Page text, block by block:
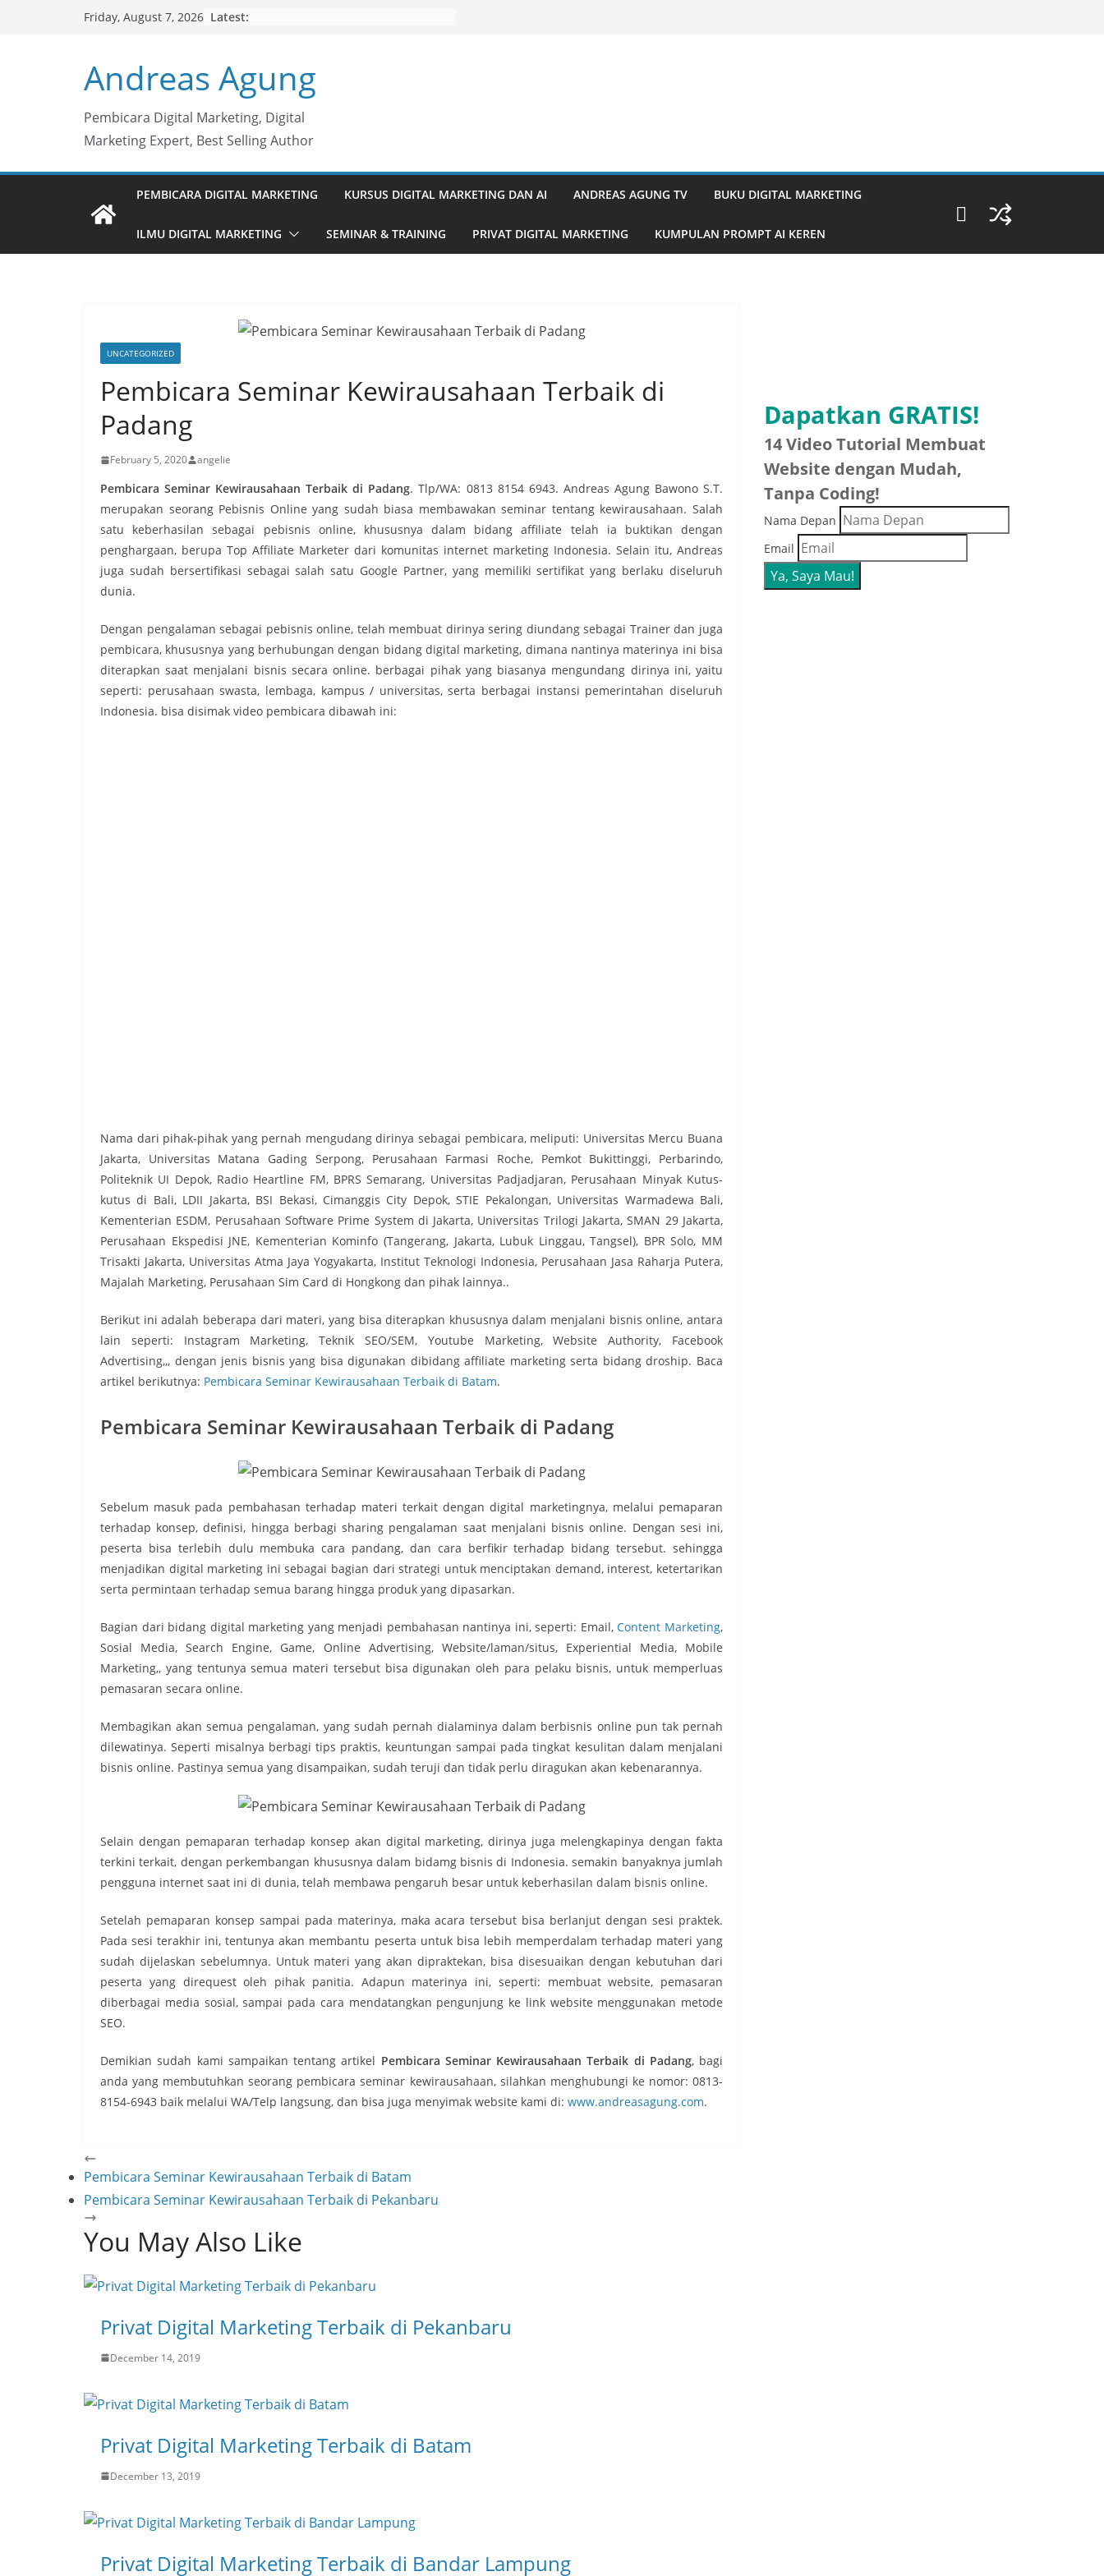
Friday, August 7, 2026 Latest:
Andreas Agung
Pembicara Digital Marketing, Digital
Marketing Expert, Best Selling Author
PEMBICARA DIGITAL MARKETING KURSUS DIGITAL MARKETING DAN AI ANDREAS AGUNG TV BUKU DIGITAL MARKETING
ILMU DIGITAL MARKETING SEMINAR & TRAINING PRIVAT DIGITAL MARKETING KUMPULAN PROMPT AI KEREN
UNCATEGORIZED
Pembicara Seminar Kewirausahaan Terbaik di
Padang
February 5, 2020 angelie
Pembicara Seminar Kewirausahaan Terbaik di Padang. Tlp/WA: 0813 8154 6943. Andreas Agung Bawono S.T.
merupakan seorang Pebisnis Online yang sudah biasa membawakan seminar tentang kewirausahaan. Salah
satu keberhasilan sebagai pebisnis online, khususnya dalam bidang affiliate telah ia buktikan dengan
penghargaan, berupa Top Affiliate Marketer dari komunitas internet marketing Indonesia. Selain itu, Andreas
juga sudah bersertifikasi sebagai salah satu Google Partner, yang memiliki sertifikat yang berlaku diseluruh
dunia.
Dengan pengalaman sebagai pebisnis online, telah membuat dirinya sering diundang sebagai Trainer dan juga
pembicara, khususnya yang berhubungan dengan bidang digital marketing, dimana nantinya materinya ini bisa
diterapkan saat menjalani bisnis secara online. berbagai pihak yang biasanya mengundang dirinya ini, yaitu
seperti: perusahaan swasta, lembaga, kampus / universitas, serta berbagai instansi pemerintahan diseluruh
Indonesia. bisa disimak video pembicara dibawah ini:
Nama dari pihak-pihak yang pernah mengudang dirinya sebagai pembicara, meliputi: Universitas Mercu Buana
Jakarta, Universitas Matana Gading Serpong, Perusahaan Farmasi Roche, Pemkot Bukittinggi, Perbarindo,
Politeknik UI Depok, Radio Heartline FM, BPRS Semarang, Universitas Padjadjaran, Perusahaan Minyak Kutus-
kutus di Bali, LDII Jakarta, BSI Bekasi, Cimanggis City Depok, STIE Pekalongan, Universitas Warmadewa Bali,
Kementerian ESDM, Perusahaan Software Prime System di Jakarta, Universitas Trilogi Jakarta, SMAN 29 Jakarta,
Perusahaan Ekspedisi JNE, Kementerian Kominfo (Tangerang, Jakarta, Lubuk Linggau, Tangsel), BPR Solo, MM
Trisakti Jakarta, Universitas Atma Jaya Yogyakarta, Institut Teknologi Indonesia, Perusahaan Jasa Raharja Putera,
Majalah Marketing, Perusahaan Sim Card di Hongkong dan pihak lainnya..
Berikut ini adalah beberapa dari materi, yang bisa diterapkan khususnya dalam menjalani bisnis online, antara
lain seperti: Instagram Marketing, Teknik SEO/SEM, Youtube Marketing, Website Authority, Facebook
Advertising,,, dengan jenis bisnis yang bisa digunakan dibidang affiliate marketing serta bidang droship. Baca
artikel berikutnya: Pembicara Seminar Kewirausahaan Terbaik di Batam.
Pembicara Seminar Kewirausahaan Terbaik di Padang
Sebelum masuk pada pembahasan terhadap materi terkait dengan digital marketingnya, melalui pemaparan
terhadap konsep, definisi, hingga berbagi sharing pengalaman saat menjalani bisnis online. Dengan sesi ini,
peserta bisa terlebih dulu membuka cara pandang, dan cara berfikir terhadap bidang tersebut. sehingga
menjadikan digital marketing ini sebagai bagian dari strategi untuk menciptakan demand, interest, ketertarikan
serta permintaan terhadap semua barang hingga produk yang dipasarkan.
Bagian dari bidang digital marketing yang menjadi pembahasan nantinya ini, seperti: Email,Content Marketing,
Sosial Media, Search Engine, Game, Online Advertising, Website/laman/situs, Experiential Media, Mobile
Marketing,, yang tentunya semua materi tersebut bisa digunakan oleh para pelaku bisnis, untuk memperluas
pemasaran secara online.
Membagikan akan semua pengalaman, yang sudah pernah dialaminya dalam berbisnis online pun tak pernah
dilewatinya. Seperti misalnya berbagi tips praktis, keuntungan sampai pada tingkat kesulitan dalam menjalani
bisnis online. Pastinya semua yang disampaikan, sudah teruji dan tidak perlu diragukan akan kebenarannya.
Selain dengan pemaparan terhadap konsep akan digital marketing, dirinya juga melengkapinya dengan fakta
terkini terkait, dengan perkembangan khususnya dalam bidamg bisnis di Indonesia. semakin banyaknya jumlah
pengguna internet saat ini di dunia, telah membawa pengaruh besar untuk keberhasilan dalam bisnis online.
Setelah pemaparan konsep sampai pada materinya, maka acara tersebut bisa berlanjut dengan sesi praktek.
Pada sesi terakhir ini, tentunya akan membantu peserta untuk bisa lebih memperdalam terhadap materi yang
sudah dijelaskan sebelumnya. Untuk materi yang akan dipraktekan, bisa disesuaikan dengan kebutuhan dari
peserta yang direquest oleh pihak panitia. Adapun materinya ini, seperti: membuat website, pemasaran
diberbagai media sosial, sampai pada cara mendatangkan pengunjung ke link website menggunakan metode
SEO.
Demikian sudah kami sampaikan tentang artikel Pembicara Seminar Kewirausahaan Terbaik di Padang, bagi
anda yang membutuhkan seorang pembicara seminar kewirausahaan, silahkan menghubungi ke nomor: 0813-
8154-6943 baik melalui WA/Telp langsung, dan bisa juga menyimak website kami di: www.andreasagung.com.
Pembicara Seminar Kewirausahaan Terbaik di Batam
Pembicara Seminar Kewirausahaan Terbaik di Pekanbaru
You May Also Like
Privat Digital Marketing Terbaik di Pekanbaru
December 14, 2019
Privat Digital Marketing Terbaik di Batam
December 13, 2019
Privat Digital Marketing Terbaik di Bandar Lampung
Dapatkan GRATIS!
14 Video Tutorial Membuat
Website dengan Mudah,
Tanpa Coding!
Nama Depan
Email